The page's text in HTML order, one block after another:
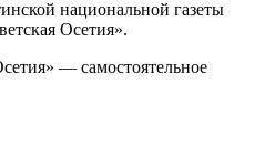
национальной газеты
Осетия».
— самостоятельное